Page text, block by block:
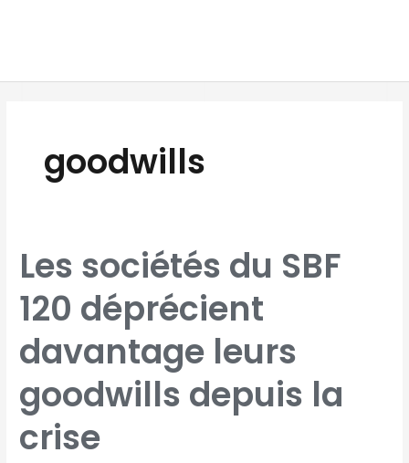
goodwills
Les sociétés du SBF
120 déprécient
davantage leurs
goodwills depuis la
crise
SOCIÉTÉS
DU
SBF
DÉPRÉCIENT
DAVANTAGE
LEURS
GOODWILLS
CRISE